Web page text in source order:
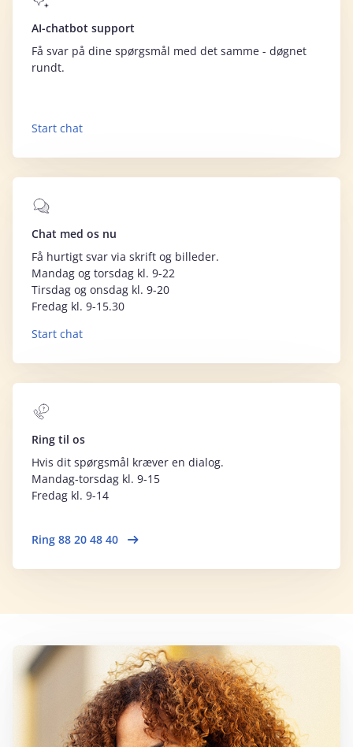
AI-chatbot support
Få svar på dine spørgsmål med det samme - døgnet
rundt.
Start chat
Chat med os nu
Få hurtigt svar via skrift og billeder.
Mandag og torsdag kl. 9-22
Tirsdag og onsdag kl. 9-20
Fredag kl. 9-15.30
Start chat
Ring til os
Hvis dit spørgsmål kræver en dialog.
Mandag-torsdag kl. 9-15
Fredag kl. 9-14
Ring 88 20 48 40